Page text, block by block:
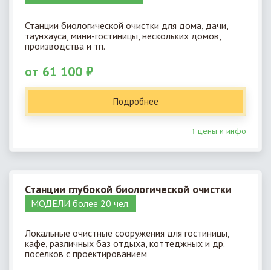
Станции биологической очистки для дома, дачи,
таунхауса, мини-гостиницы, нескольких домов,
производства и тп.
от 61 100 ₽
Подробнее
↑ цены и инфо
Станции глубокой биологической очистки
МОДЕЛИ более 20 чел.
Локальные очистные сооружения для гостиницы,
кафе, различных баз отдыха, коттеджных и др.
поселков с проектированием